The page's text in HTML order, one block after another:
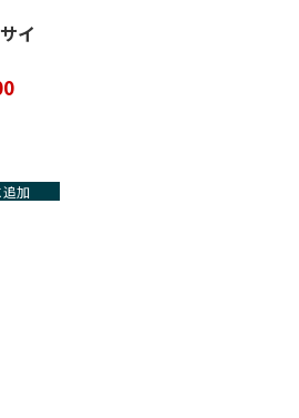
イ
現
は
加